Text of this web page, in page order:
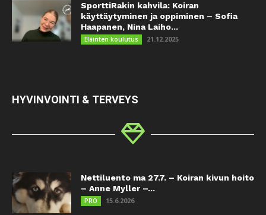
SporttiRakin kahvila: Koiran
käyttäytyminen ja oppiminen – Sofia
Haapanen, Nina Laiho...
Eläinten koulutus 21.12.2025
HYVINVOINTI & TERVEYS
Nettiluento ma 27.7. – Koiran kivun hoito
– Anne Myller –...
PRO 15.6.2026